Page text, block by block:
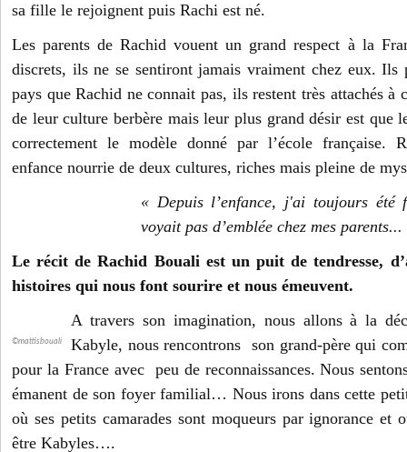
sa fille le rejoignent puis Rachi est né.
Les parents de Rachid vouent un grand respect à la
discrets, ils ne se sentiront jamais vraiment chez eux. Ils
pays que Rachid ne connait pas, ils restent très attachés à
de leur culture berbère mais leur plus grand désir est que
correctement le modèle donné par l’école française.
enfance nourrie de deux cultures, riches mais pleine de
« Depuis l’enfance, j'ai toujours été
voyait pas d’emblée chez mes
Le récit de Rachid Bouali est un puit de tendresse,
histoires qui nous font sourire et nous émeuvent.
©mattisbouali
A travers son imagination, nous allons à la
Kabyle, nous rencontrons son grand-père qui
pour la France avec peu de reconnaissances. Nous
émanent de son foyer familial… Nous irons dans cette
où ses petits camarades sont moqueurs par ignorance et
être Kabyles….